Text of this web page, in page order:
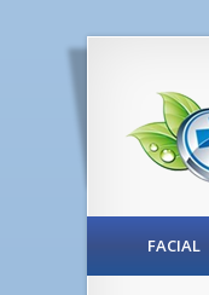
FACIAL